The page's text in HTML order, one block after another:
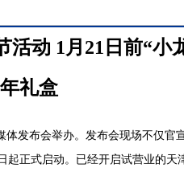
动 1月21日前“小
礼盒
发布会举办。发布会现场不仅官
起正式启动。已经开启试营业的天